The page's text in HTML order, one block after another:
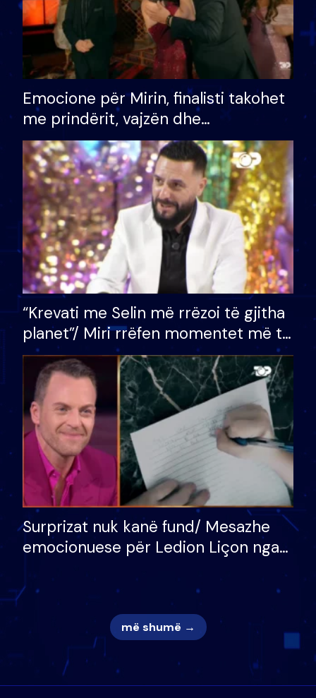
Emocione për Mirin, finalisti takohet
me prindërit, vajzën dhe
bashkëshorten: S’kemi ndonjë letër
divorci apo jo?
“Krevati me Selin më rrëzoi të gjitha
planet”/ Miri rrëfen momentet më të
bukura në shtëpinë e BB VIP: Do më
mungojë zilja e mëngjesit kur…
Surprizat nuk kanë fund/ Mesazhe
emocionuese për Ledion Liçon nga
nuk i mban dot lotët: Nuk meritoj…
më shumë →